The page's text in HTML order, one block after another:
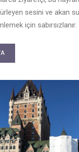
sesini ve akan
için sabırsızlanır.